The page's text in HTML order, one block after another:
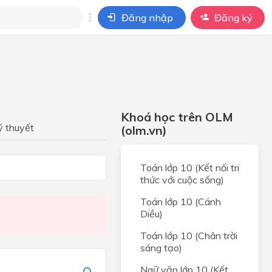
Đăng nhập Đăng ký
thuyết
Khoá học trên OLM
(olm.vn)
Toán lớp 10 (Kết nối tri
thức với cuộc sống)
Toán lớp 10 (Cánh
Diều)
Toán lớp 10 (Chân trời
sáng tạo)
Ngữ văn lớp 10 (Kết